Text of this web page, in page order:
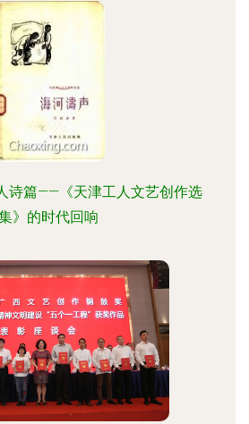
诗篇——《天津工人文艺创作选
》的时代回响